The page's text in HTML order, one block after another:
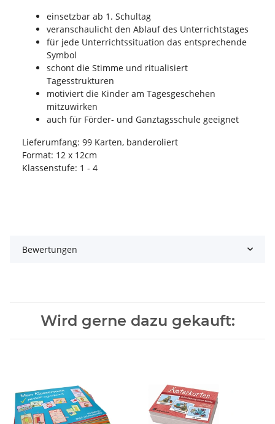
einsetzbar ab 1. Schultag
veranschaulicht den Ablauf des Unterrichtstages
für jede Unterrichtssituation das entsprechende
Symbol
schont die Stimme und ritualisiert
Tagesstrukturen
motiviert die Kinder am Tagesgeschehen
mitzuwirken
auch für Förder- und Ganztagsschule geeignet
Lieferumfang: 99 Karten, banderoliert
Format: 12 x 12cm
Klassenstufe: 1 - 4
Bewertungen
Wird gerne dazu gekauft: